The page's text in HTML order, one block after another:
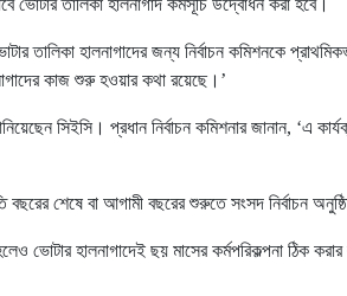
ভোটার তালিকা হালনাগাদ কর্মসূচি উদ্বোধন করা হবে।
তালিকা হালনাগাদের জন্য নির্বাচন কমিশনকে
কাজ শুরু হওয়ার কথা রয়েছে।’
সিইসি। প্রধান নির্বাচন কমিশনার জানান, ‘এ
শেষে বা আগামী বছরের শুরুতে সংসদ নির্বাচন
ভোটার হালনাগাদেই ছয় মাসের কর্মপরিকল্পনা ঠিক